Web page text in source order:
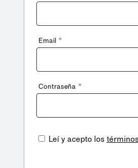
Email *
Contraseña *
Leí y acepto los